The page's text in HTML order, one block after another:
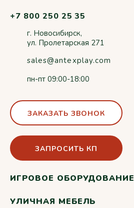
+7 800 250 25 35
г. Новосибирск,
ул. Пролетарская 271
sales@antexplay.com
пн-пт 09:00-18:00
ЗАКАЗАТЬ ЗВОНОК
ЗАПРОСИТЬ КП
ИГРОВОЕ ОБОРУДОВАНИЕ
УЛИЧНАЯ МЕБЕЛЬ